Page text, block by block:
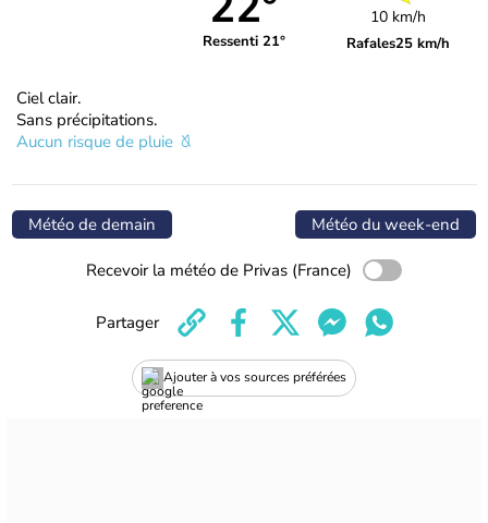
Ressenti 21°
10 km/h
Rafales25 km/h
Ciel clair.
Sans précipitations.
Aucun risque de pluie
Météo de demain Météo du week-end
Recevoir la météo de Privas (France)
Ajouter à vos sources préférées
Partager